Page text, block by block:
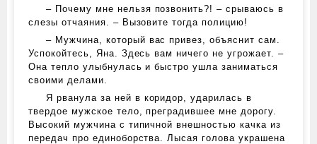
– Почему мне нельзя позвонить?! – срываюсь в
слезы отчаяния. – Вызовите тогда полицию!
– Мужчина, который вас привез, объяснит сам.
Успокойтесь, Яна. Здесь вам ничего не угрожает. –
Она тепло улыбнулась и быстро ушла заниматься
своими делами.
Я рванула за ней в коридор, ударилась в
твердое мужское тело, преградившее мне дорогу.
Высокий мужчина с типичной внешностью качка из
передач про единоборства. Лысая голова украшена